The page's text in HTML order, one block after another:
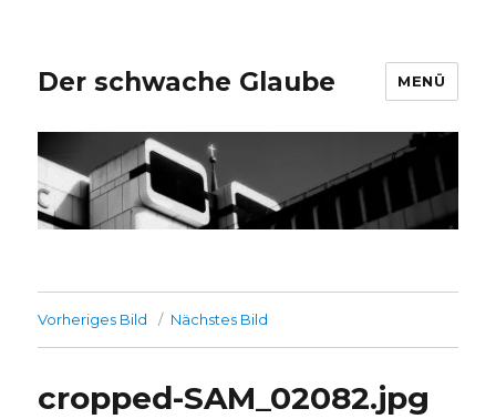
Der schwache Glaube MENÜ
Vorheriges Bild Nächstes Bild
cropped-SAM_02082.jpg